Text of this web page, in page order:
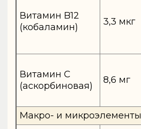
Витамин B12
(кобаламин)
3,3 мкг
Витамин C
(аскорбиновая)
8,6 мг
Макро- и микроэлементы